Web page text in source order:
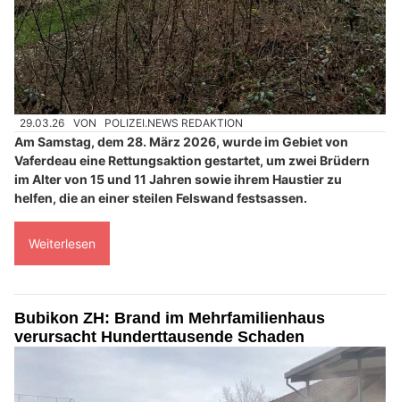
29.03.26 VON POLIZEI.NEWS REDAKTION
Am Samstag, dem 28. März 2026, wurde im Gebiet von
Vaferdeau eine Rettungsaktion gestartet, um zwei Brüdern
im Alter von 15 und 11 Jahren sowie ihrem Haustier zu
helfen, die an einer steilen Felswand festsassen.
Weiterlesen
Bubikon ZH: Brand im Mehrfamilienhaus
verursacht Hunderttausende Schaden